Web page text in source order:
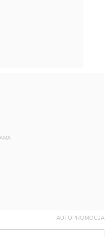
AUTOPROMOCJA